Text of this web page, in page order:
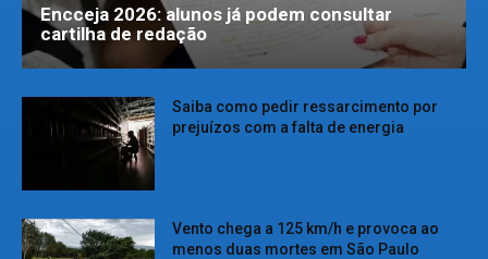
Encceja 2026: alunos já podem consultar
cartilha de redação
Saiba como pedir ressarcimento por
prejuízos com a falta de energia
Vento chega a 125 km/h e provoca ao
menos duas mortes em São Paulo